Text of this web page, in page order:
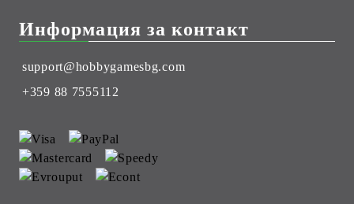
Информация за контакт
support@hobbygamesbg.com
+359 88 7555112